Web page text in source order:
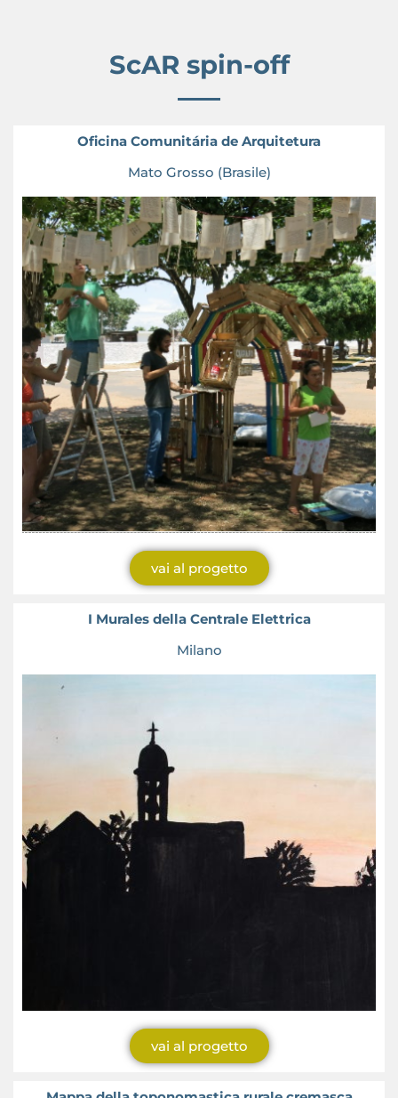
ScAR spin-off
Oficina Comunitária de Arquitetura
Mato Grosso (Brasile)
vai al progetto
I Murales della Centrale Elettrica
Milano
vai al progetto